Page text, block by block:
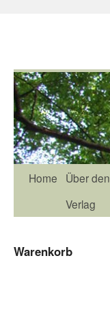
Home
Über den
Verlag
Warenkorb